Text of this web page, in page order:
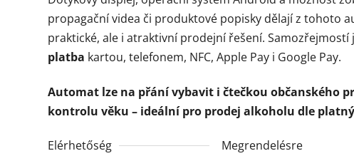
propagační videa či produktové popisky dělají z tohoto
praktické, ale i atraktivní prodejní řešení. Samozřejmostí
platba kartou, telefonem, NFC, Apple Pay i Google Pay.
Automat lze na přání vybavit i čtečkou občanského
kontrolu věku – ideální pro prodej alkoholu dle
Elérhetőség Megrendelésre